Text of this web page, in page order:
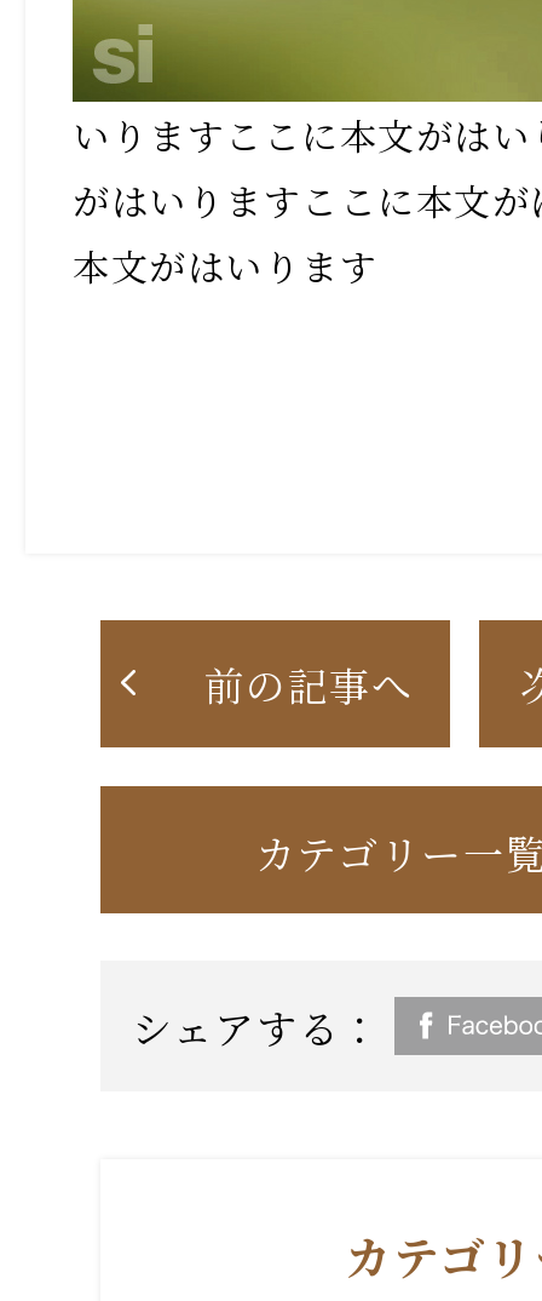
いりますここに本文がは
がはいりますここに本文
本文がはいります
前の記事へ
カテゴリー一
シェアする：
カテゴ